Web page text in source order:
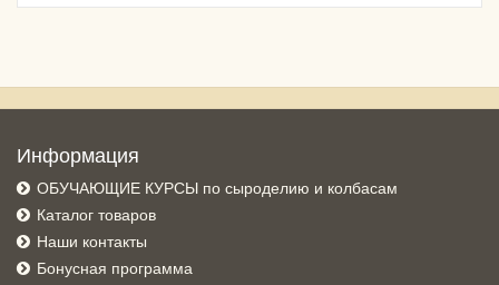
Информация
ОБУЧАЮЩИЕ КУРСЫ по сыроделию и колбасам
Каталог товаров
Наши контакты
Бонусная программа